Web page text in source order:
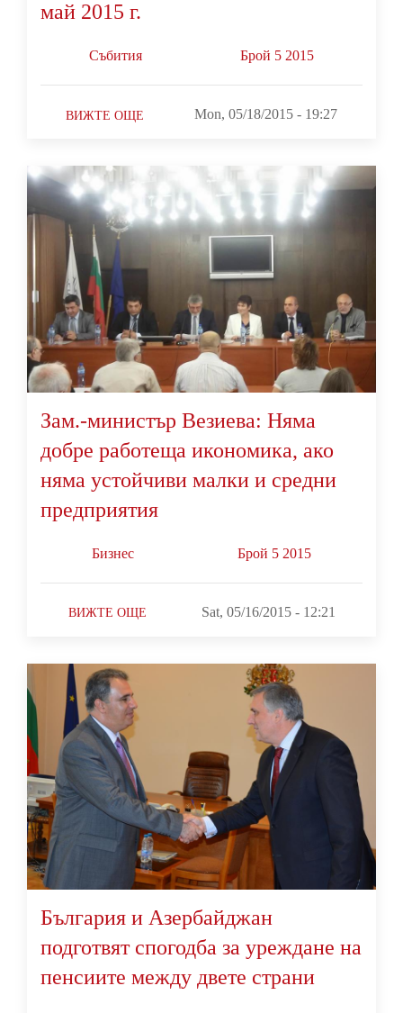
май 2015 г.
Събития Брой 5 2015
ВИЖТЕ ОЩЕ Mon, 05/18/2015 - 19:27
Зам.-министър Везиева: Няма
добре работеща икономика, ако
няма устойчиви малки и средни
предприятия
Бизнес Брой 5 2015
ВИЖТЕ ОЩЕ Sat, 05/16/2015 - 12:21
България и Азербайджан
подготвят спогодба за уреждане на
пенсиите между двете страни